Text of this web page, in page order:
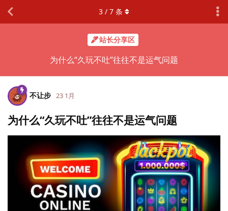
站长分享区
为什么“久玩不吐”往往不是运气问题
3 / 7 条
不让步 23 1月
为什么“久玩不吐”往往不是运气问题